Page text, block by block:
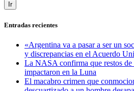
Ir
Entradas recientes
«Argentina va a pasar a ser un
y discrepancias en el Acuerdo
La NASA confirma que restos de
impactaron en la Luna
El macabro crimen que